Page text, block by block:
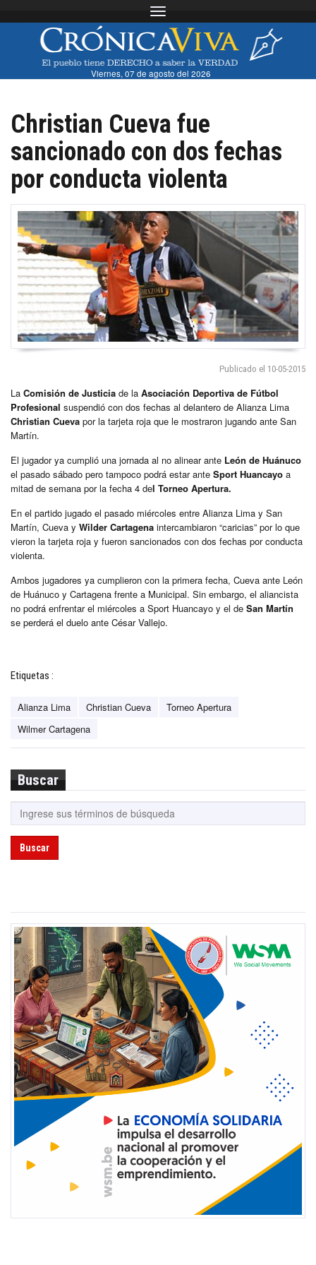
Toggle navigation
Viernes, 07 de agosto del 2026
Christian Cueva fue
sancionado con dos fechas
por conducta violenta
Publicado el 10-05-2015
La Comisión de Justicia de la Asociación Deportiva de Fútbol
Profesional suspendió con dos fechas al delantero de Alianza Lima
Christian Cueva por la tarjeta roja que le mostraron jugando ante San
Martín.
El jugador ya cumplió una jornada al no alinear ante León de Huánuco
el pasado sábado pero tampoco podrá estar ante Sport Huancayo a
mitad de semana por la fecha 4 del Torneo Apertura.
En el partido jugado el pasado miércoles entre Alianza Lima y San
Martín, Cueva y Wilder Cartagena intercambiaron “caricias” por lo que
vieron la tarjeta roja y fueron sancionados con dos fechas por conducta
violenta.
Ambos jugadores ya cumplieron con la primera fecha, Cueva ante León
de Huánuco y Cartagena frente a Municipal. Sin embargo, el aliancista
no podrá enfrentar el miércoles a Sport Huancayo y el de San Martín
se perderá el duelo ante César Vallejo.
Etiquetas :
Alianza Lima Christian Cueva
Torneo Apertura
Wilmer Cartagena
Buscar
Buscar